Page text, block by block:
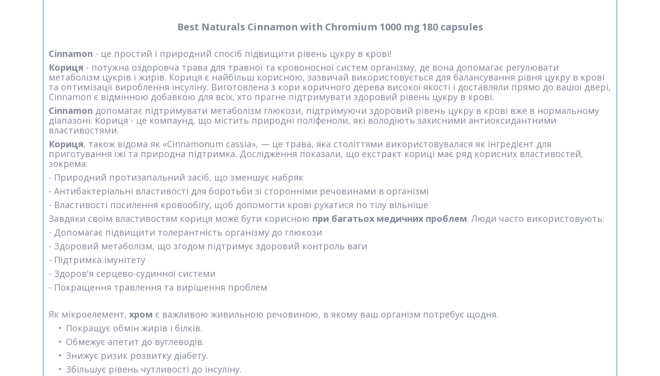
Best Naturals Cinnamon with Chromium 1000 mg 180 capsules
Cinnamon - це простий і природний спосіб підвищити рівень цукру в крові!
Кориця - потужна оздоровча трава для травної та кровоносної систем організму, де вона допомагає регулювати
метаболізм цукрів і жирів. Кориця є найбільш корисною, зазвичай використовується для балансування рівня цукру в крові
та оптимізації вироблення інсуліну. Виготовлена з кори коричного дерева високої якості і доставляли прямо до вашої двері,
Cinnamon є відмінною добавкою для всіх, хто прагне підтримувати здоровий рівень цукру в крові.
Cinnamon допомагає підтримувати метаболізм глюкози, підтримуючи здоровий рівень цукру в крові вже в нормальному
діапазоні. Кориця - це компаунд, що містить природні поліфеноли, які володіють захисними антиоксидантними
властивостями.
Кориця, також відома як «Cinnamonum cassia», — це трава, яка століттями використовувалася як інгредієнт для
приготування їжі та природна підтримка. Дослідження показали, що екстракт кориці має ряд корисних властивостей,
зокрема:
- Природний протизапальний засіб, що зменшує набряк
- Антибактеріальні властивості для боротьби зі сторонніми речовинами в організмі
- Властивості посилення кровообігу, щоб допомогти крові рухатися по тілу вільніше
Завдяки своїм властивостям кориця може бути корисною при багатьох медичних проблем. Люди часто використовують:
- Допомагає підвищити толерантність організму до глюкози
- Здоровий метаболізм, що згодом підтримує здоровий контроль ваги
- Підтримка імунітету
- Здоров'я серцево-судинної системи
- Покращення травлення та вирішення проблем
Як мікроелемент, хром є важливою живильною речовиною, в якому ваш організм потребує щодня.
Покращує обмін жирів і білків.
Обмежує апетит до вуглеводів.
Знижує ризик розвитку діабету.
Збільшує рівень чутливості до інсуліну.